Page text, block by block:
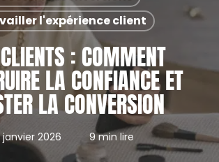
l'expérience client
: COMMENT
LA CONFIANCE ET
LA CONVERSION
janvier 2026 9 min lire